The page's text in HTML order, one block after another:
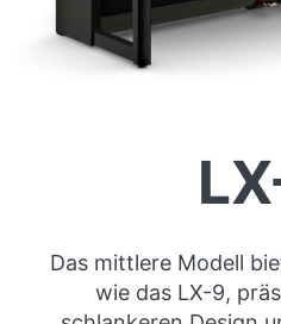
Das mittlere Modell
wie das LX-9,